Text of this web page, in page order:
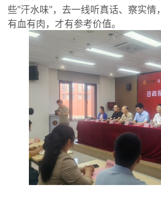
些"汗水味"，去一线听真话、察实情
有血有肉，才有参考价值。